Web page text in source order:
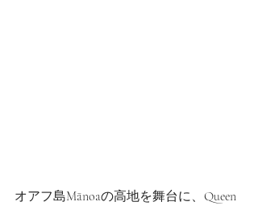
オアフ島Mānoaの高地を舞台に、Queen